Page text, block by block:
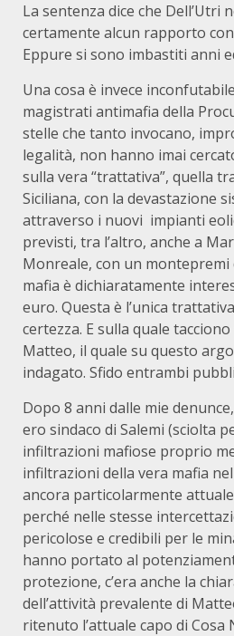
La sentenza dice che Dell’Utri
certamente alcun rapporto
Eppure si sono imbastiti anni
Una cosa è invece
magistrati antimafia della
stelle che tanto invocano,
legalità, non hanno imai
sulla vera “trattativa”, quella
Siciliana, con la devastazione
attraverso i nuovi impianti
previsti, tra l’altro, anche a
Monreale, con un montepremi
mafia è dichiaratamente
euro. Questa è l’unica
certezza. E sulla quale
Matteo, il quale su questo
indagato. Sfido entrambi
Dopo 8 anni dalle mie
ero sindaco di Salemi (sciolta
infiltrazioni mafiose proprio
infiltrazioni della vera mafia
ancora particolarmente
perché nelle stesse
pericolose e credibili per le
hanno portato al
protezione, c’era anche la
dell’attività prevalente di
ritenuto l’attuale capo di Cosa